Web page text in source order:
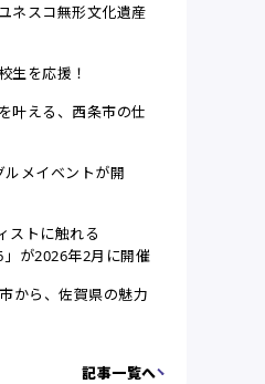
ネスコ無形文化遺産
生を応援！
叶える、西条市の仕
メイベントが開
ストに触れる
」が2026年2月に開催
から、佐賀県の魅力
記事一覧へ